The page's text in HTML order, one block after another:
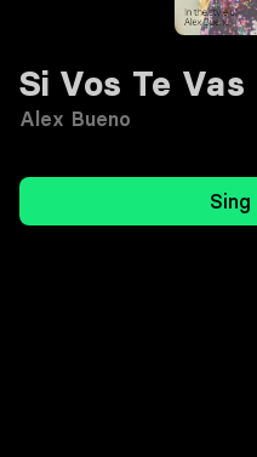
Si Vos Te Vas
Alex Bueno
Sing